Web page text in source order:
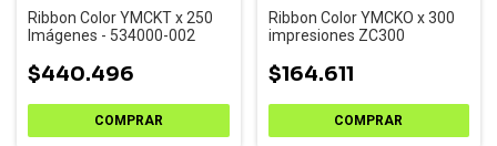
Ribbon Color YMCKT x 250
Imágenes - 534000-002
$440.496
Ribbon Color YMCKO x 300
impresiones ZC300
$164.611